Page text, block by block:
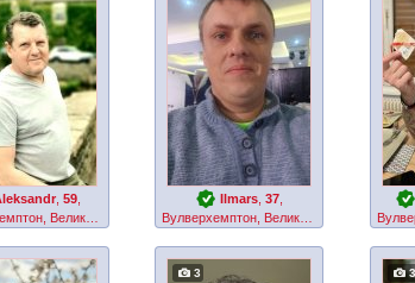
,59
Вулверхемптон, Великобритания
Ilmars ,37
3 3